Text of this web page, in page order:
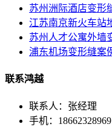
苏州洲际酒店变形
江苏南京新火车站
苏州人才公寓外墙
浦东机场变形缝案
联系鸿越
联系人：张经理
手机：18662328969